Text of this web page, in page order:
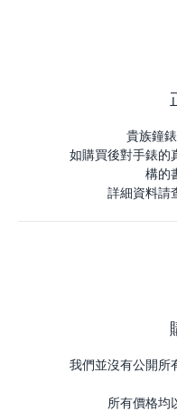
貴族鐘
如購買後對手錶的
構的
詳細資料請
我們並沒有公開所
所有價格均